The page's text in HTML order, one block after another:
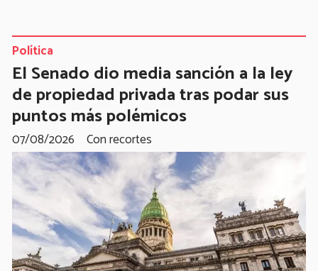
El Senado dio media sanción a la ley
de propiedad privada tras podar sus
puntos más polémicos
Con recortes
Política
07/08/2026